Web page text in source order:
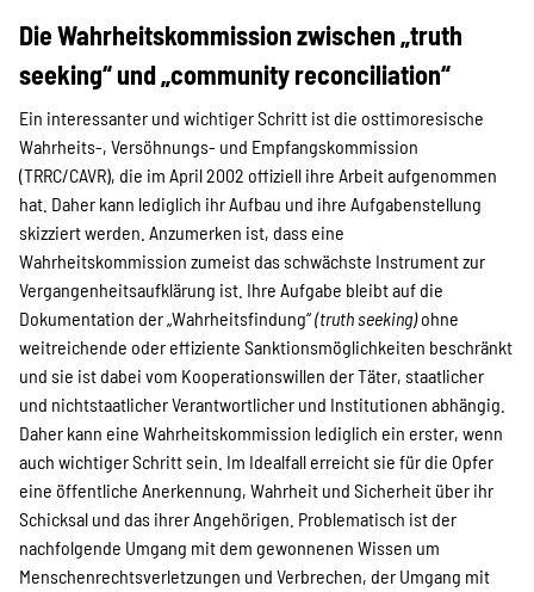
Die Wahrheitskommission zwischen „truth
seeking“ und „community reconciliation“
Ein interessanter und wichtiger Schritt ist die osttimoresische
Wahrheits-, Versöhnungs- und Empfangskommission
(TRRC/CAVR), die im April 2002 offiziell ihre Arbeit aufgenommen
hat. Daher kann lediglich ihr Aufbau und ihre Aufgabenstellung
skizziert werden. Anzumerken ist, dass eine
Wahrheitskommission zumeist das schwächste Instrument zur
Vergangenheitsaufklärung ist. Ihre Aufgabe bleibt auf die
Dokumentation der „Wahrheitsfindung“(truth seeking)ohne
weitreichende oder effiziente Sanktionsmöglichkeiten beschränkt
und sie ist dabei vom Kooperationswillen der Täter, staatlicher
und nichtstaatlicher Verantwortlicher und Institutionen abhängig.
Daher kann eine Wahrheitskommission lediglich ein erster, wenn
auch wichtiger Schritt sein. Im Idealfall erreicht sie für die Opfer
eine öffentliche Anerkennung, Wahrheit und Sicherheit über ihr
Schicksal und das ihrer Angehörigen. Problematisch ist der
nachfolgende Umgang mit dem gewonnenen Wissen um
Menschenrechtsverletzungen und Verbrechen, der Umgang mit